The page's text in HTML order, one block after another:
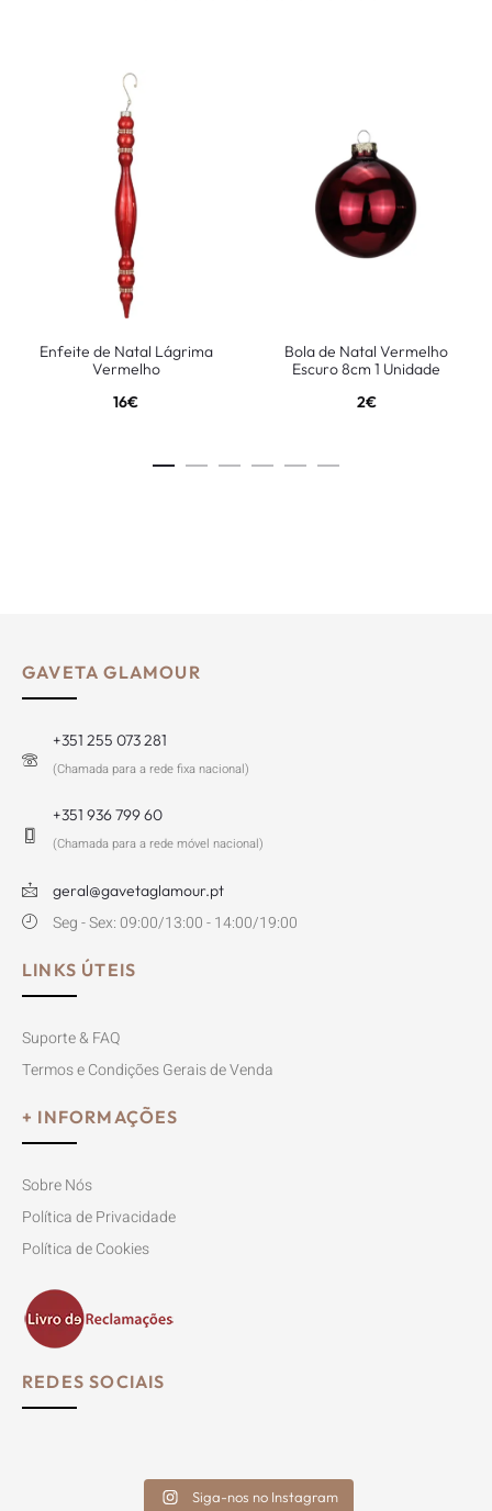
Enfeite de Natal Lágrima
Vermelho
16€
Bola de Natal Vermelho
Escuro 8cm 1 Unidade
2€
GAVETA GLAMOUR
+351 255 073 281
(Chamada para a rede fixa nacional)
+351 936 799 60
(Chamada para a rede móvel nacional)
geral@gavetaglamour.pt
Seg - Sex: 09:00/13:00 - 14:00/19:00
LINKS ÚTEIS
Suporte & FAQ
Termos e Condições Gerais de Venda
+ INFORMAÇÕES
Sobre Nós
Política de Privacidade
Política de Cookies
REDES SOCIAIS
Siga-nos no Instagram